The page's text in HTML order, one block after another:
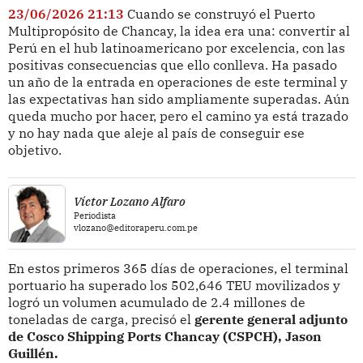
23/06/2026 21:13 Cuando se construyó el Puerto
Multipropósito de Chancay, la idea era una: convertir al
Perú en el hub latinoamericano por excelencia, con las
positivas consecuencias que ello conlleva. Ha pasado
un año de la entrada en operaciones de este terminal y
las expectativas han sido ampliamente superadas. Aún
queda mucho por hacer, pero el camino ya está trazado
y no hay nada que aleje al país de conseguir ese
objetivo.
Víctor Lozano Alfaro
Periodista
vlozano@editoraperu.com.pe
En estos primeros 365 días de operaciones, el terminal
portuario ha superado los 502,646 TEU movilizados y
logró un volumen acumulado de 2.4 millones de
toneladas de carga, precisó el gerente general adjunto
de Cosco Shipping Ports Chancay (CSPCH), Jason
Guillén.